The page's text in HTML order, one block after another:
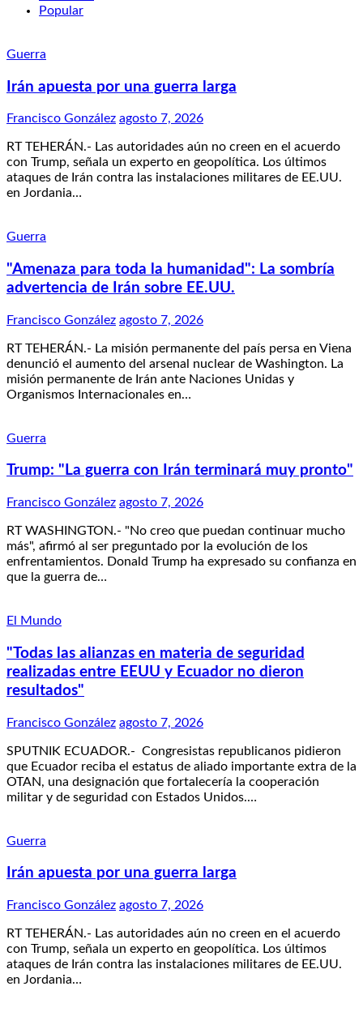
Popular
Guerra
Irán apuesta por una guerra larga
Francisco González agosto 7, 2026
RT TEHERÁN.- Las autoridades aún no creen en el acuerdo
con Trump, señala un experto en geopolítica. Los últimos
ataques de Irán contra las instalaciones militares de EE.UU.
en Jordania…
Guerra
"Amenaza para toda la humanidad": La sombría
advertencia de Irán sobre EE.UU.
Francisco González agosto 7, 2026
RT TEHERÁN.- La misión permanente del país persa en Viena
denunció el aumento del arsenal nuclear de Washington. La
misión permanente de Irán ante Naciones Unidas y
Organismos Internacionales en…
Guerra
Trump: "La guerra con Irán terminará muy pronto"
Francisco González agosto 7, 2026
RT WASHINGTON.- "No creo que puedan continuar mucho
más", afirmó al ser preguntado por la evolución de los
enfrentamientos. Donald Trump ha expresado su confianza en
que la guerra de…
El Mundo
"Todas las alianzas en materia de seguridad
realizadas entre EEUU y Ecuador no dieron
resultados"
Francisco González agosto 7, 2026
SPUTNIK ECUADOR.- Congresistas republicanos pidieron
que Ecuador reciba el estatus de aliado importante extra de la
OTAN, una designación que fortalecería la cooperación
militar y de seguridad con Estados Unidos.…
Guerra
Irán apuesta por una guerra larga
Francisco González agosto 7, 2026
RT TEHERÁN.- Las autoridades aún no creen en el acuerdo
con Trump, señala un experto en geopolítica. Los últimos
ataques de Irán contra las instalaciones militares de EE.UU.
en Jordania…